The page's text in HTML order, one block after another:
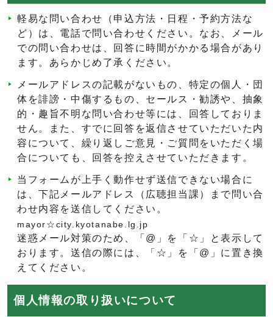
軽易な問い合わせ（申込方法・日程・予約方法な
ど）は、電話で問い合わせください。なお、メール
での問い合わせは、回答に時間がかかる場合があり
ます。あらかじめ了承ください。
メールアドレスの記載がないもの、特定の個人・団
体を誹謗・中傷するもの、セールス・勧誘や、抽象
的・趣旨不明な問い合わせ等には、回答しておりま
せん。また、すでに回答を返信させていただいた内
容について、繰り返しご意見・ご質問をいただく場
合についても、回答を控えさせていただきます。
当フォームが上手く動作せず送信できない場合に
は、下記メールアドレス（広聴担当課）まで問い合
わせ内容を送信してください。
mayor☆city.kyotanabe.lg.jp
迷惑メール対策のため、「@」を「☆」と表示して
おります。送信の際には、「☆」を「@」に置き換
えてください。
個人情報の取り扱いについて